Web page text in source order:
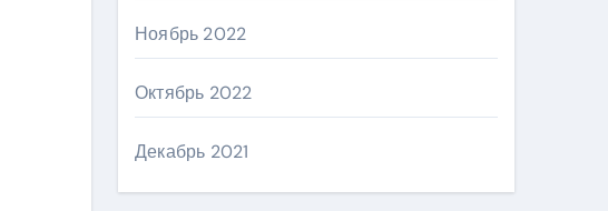
Ноябрь 2022
Октябрь 2022
Декабрь 2021